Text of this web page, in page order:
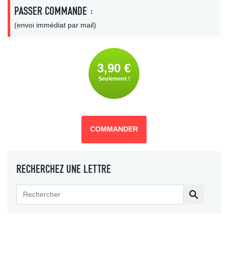
PASSER COMMANDE :
(envoi immédiat par mail)
3,90 €
Seulement !
COMMANDER
RECHERCHEZ UNE LETTRE
